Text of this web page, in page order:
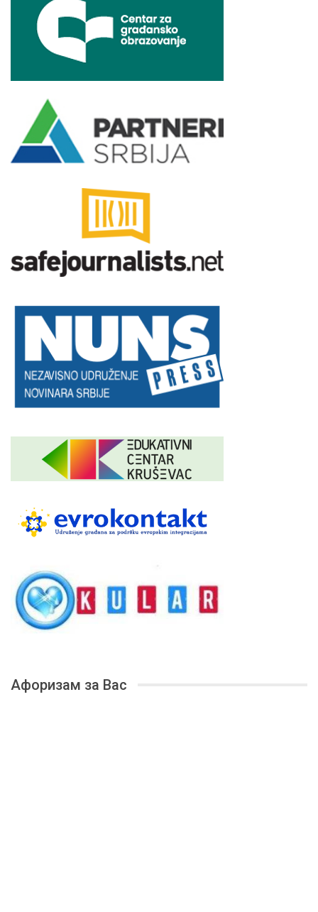
Афоризам за Вас